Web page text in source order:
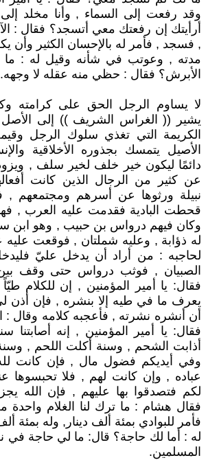
وقد رفعت إلى السماء , وأنا مخلد
أرأيتك إن رفعتك معي أتسجد؟ فقال :
, فسجد , فأمر له بالإحسان الكثير وأن
مدته , وعوتب في شأنه وقيل له : ما
الأبرش؟ فقال : حظي منه عقله لا وجهه.
لا يساوم الرجل الحق على كرامته
يشير (( الغراس الشريف )) إلى الأصل
الكريمة التي تغذي سلوك الرجل
الأصيل يتمسك بجذوره الأخلاقية
دائمًا ليكون خير خلف لخير سلف ,
عن كثير من الرجال الذين كانت
نبيلة ورثوها عن أسرهم ومجتمعهم ,
قحطت البادية فقدمت عليه العرب ,
وكان فيهم درواس بن حبيب , وهو
له ذؤابة , وعليه شملتان , فوقعت
لحاجبه : من أراد أن يدخل عليّ
الصبيان , فوثب درواس حتى وقف
فقال: يا أمير المؤمنين , إن للكلام
يعرف ما في طيه إلا بنشره , فإن أذن
أن أنشره نشرته , فأعجبه كلامه وقال :
فقال: يا أمير المؤمنين , إنه أصابتنا
أذابت الشحم , وسنة أكلت اللحم ,
وفي أيديكم فضول مال , فإن كانت
عباده , وإن كانت لهم , فلا تحبسوها
لكم فتصدقوا بها عليهم , فإن الله
فقال هشام : ما ترك لنا الغلام واحدة
فأمر للبوادي بمئة ألف دينار, وله بمئة
له : أما لك حاجة؟ قال: ما لي حاجة
المسلمين.